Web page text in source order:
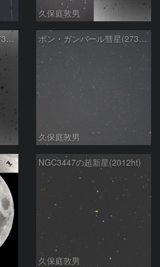
久保庭敦男
ポン・ガンバール彗星(273P/2012V4) ポン・ガンバール彗星(273P/2012V4)
久保庭敦男
国際宇宙ステーションの月面通過 NGC3447の超新星(2012ht)
久保庭敦男